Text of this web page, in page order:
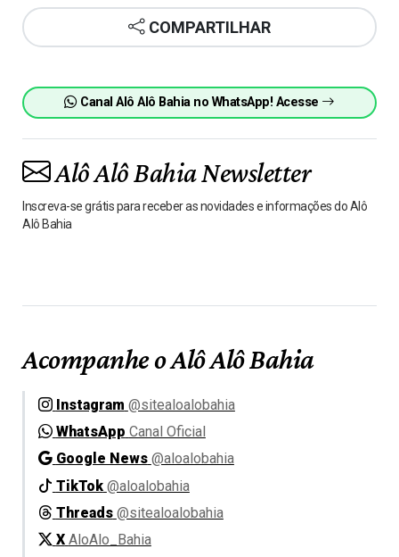
COMPARTILHAR
Canal Alô Alô Bahia no WhatsApp! Acesse
Alô Alô Bahia Newsletter
Inscreva-se grátis para receber as novidades e informações do Alô
Alô Bahia
Acompanhe o Alô Alô Bahia
Instagram @sitealoalobahia
WhatsApp Canal Oficial
Google News @aloalobahia
TikTok @aloalobahia
Threads @sitealoalobahia
X AloAlo_Bahia